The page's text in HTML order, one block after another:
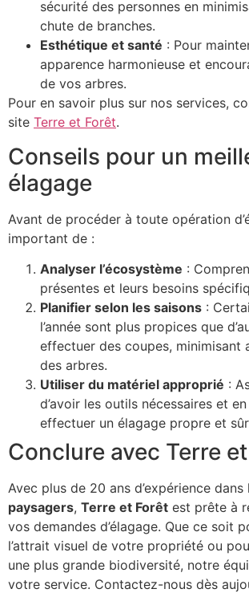
sécurité des personnes en
chute de branches.
Esthétique et santé : Pour
apparence harmonieuse et
de vos arbres.
Pour en savoir plus sur nos services,
site Terre et Forêt.
Conseils pour un
élagage
Avant de procéder à toute opération
important de :
Analyser l’écosystème :
présentes et leurs besoins
Planifier selon les saisons :
l’année sont plus propices que
effectuer des coupes, minimisant
des arbres.
Utiliser du matériel approprié :
d’avoir les outils nécessaires et
effectuer un élagage propre et
Conclure avec Terre
Avec plus de 20 ans d’expérience dans
paysagers, Terre et Forêt est prête à
vos demandes d’élagage. Que ce soit
l’attrait visuel de votre propriété ou
une plus grande biodiversité, notre
votre service. Contactez-nous dès